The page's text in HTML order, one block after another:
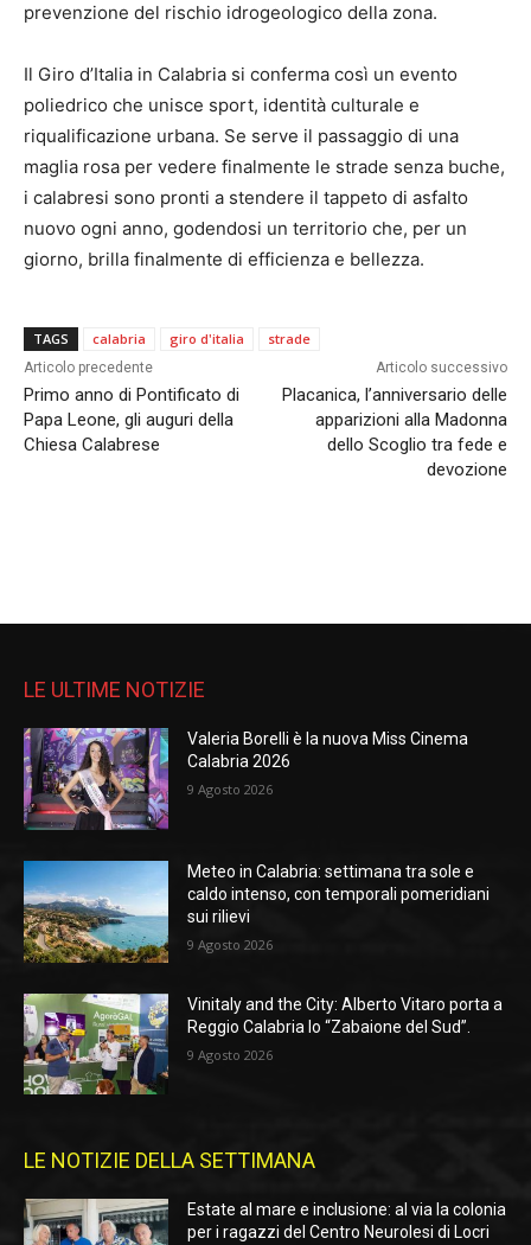
prevenzione del rischio idrogeologico della zona.
Il Giro d’Italia in Calabria si conferma così un evento
poliedrico che unisce sport, identità culturale e
riqualificazione urbana. Se serve il passaggio di una
maglia rosa per vedere finalmente le strade senza buche,
i calabresi sono pronti a stendere il tappeto di asfalto
nuovo ogni anno, godendosi un territorio che, per un
giorno, brilla finalmente di efficienza e bellezza.
TAGS calabria giro d'italia strade
Articolo precedente
Primo anno di Pontificato di
Papa Leone, gli auguri della
Chiesa Calabrese
Articolo successivo
Placanica, l’anniversario delle
apparizioni alla Madonna
dello Scoglio tra fede e
devozione
LE ULTIME NOTIZIE
Valeria Borelli è la nuova Miss Cinema
Calabria 2026
9 Agosto 2026
Meteo in Calabria: settimana tra sole e
caldo intenso, con temporali pomeridiani
sui rilievi
9 Agosto 2026
Vinitaly and the City: Alberto Vitaro porta a
Reggio Calabria lo “Zabaione del Sud”.
9 Agosto 2026
LE NOTIZIE DELLA SETTIMANA
Estate al mare e inclusione: al via la colonia
per i ragazzi del Centro Neurolesi di Locri